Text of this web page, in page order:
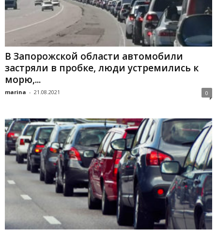
В Запорожской области автомобили
застряли в пробке, люди устремились к
морю,...
marina - 21.08.2021 0